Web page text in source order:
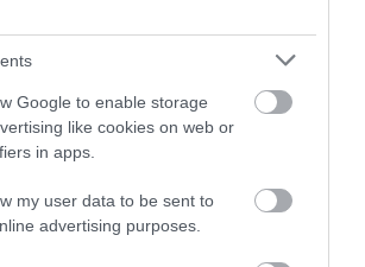
Google to enable storage
like cookies on web or
in apps.
my user data to be sent to
advertising purposes.
έργο αξίας
θα γίνει
Θρήνος στην Εύβοια:
Έφυγε από τη ζωή ο
37χρονος που είχε